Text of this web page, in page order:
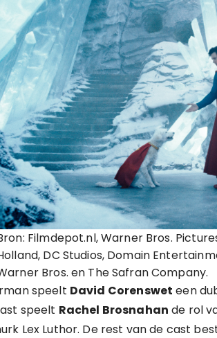
Filmdepot.nl, Warner Bros.
DC Studios, Domain
Bros. en The Safran Company.
speelt David Corenswet een
speelt Rachel Brosnahan de rol
Lex Luthor. De rest van de cast